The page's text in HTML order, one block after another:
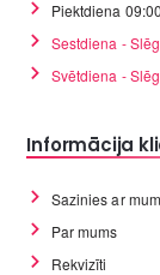
Piektdiena
Sestdiena -
Svētdiena -
Informācija
Sazinies ar
Par mums
Rekvizīti